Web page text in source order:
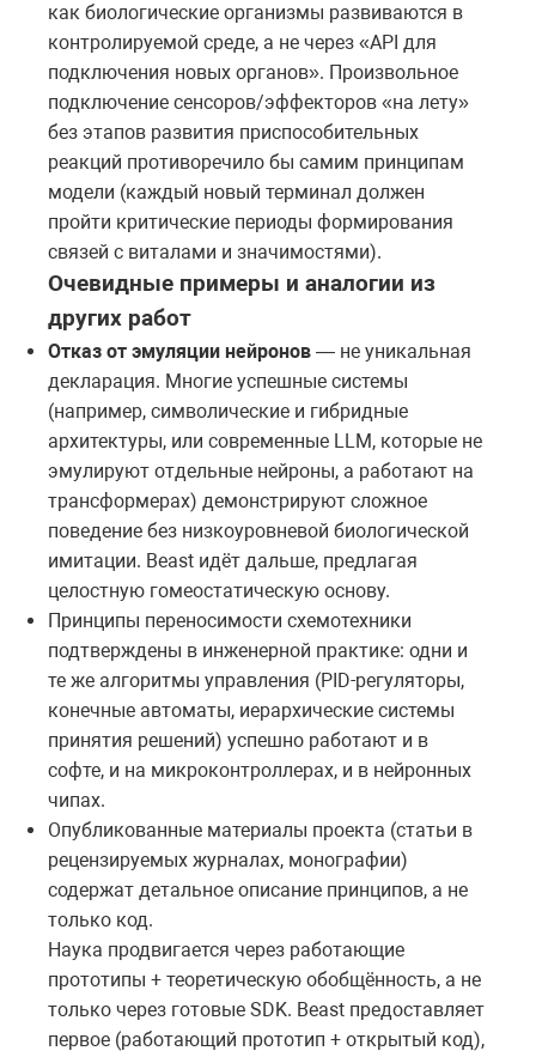
как биологические организмы развиваются в
контролируемой среде, а не через «API для
подключения новых органов». Произвольное
подключение сенсоров/эффекторов «на лету»
без этапов развития приспособительных
реакций противоречило бы самим принципам
модели (каждый новый терминал должен
пройти критические периоды формирования
связей с виталами и значимостями).
Очевидные примеры и аналогии из
других работ
Отказ от эмуляции нейронов — не уникальная
декларация. Многие успешные системы
(например, символические и гибридные
архитектуры, или современные LLM, которые не
эмулируют отдельные нейроны, а работают на
трансформерах) демонстрируют сложное
поведение без низкоуровневой биологической
имитации. Beast идёт дальше, предлагая
целостную гомеостатическую основу.
Принципы переносимости схемотехники
подтверждены в инженерной практике: одни и
те же алгоритмы управления (PID-регуляторы,
конечные автоматы, иерархические системы
принятия решений) успешно работают и в
софте, и на микроконтроллерах, и в нейронных
чипах.
Опубликованные материалы проекта (статьи в
рецензируемых журналах, монографии)
содержат детальное описание принципов, а не
только код.
Наука продвигается через работающие
прототипы + теоретическую обобщённость, а не
только через готовые SDK. Beast предоставляет
первое (работающий прототип + открытый код),